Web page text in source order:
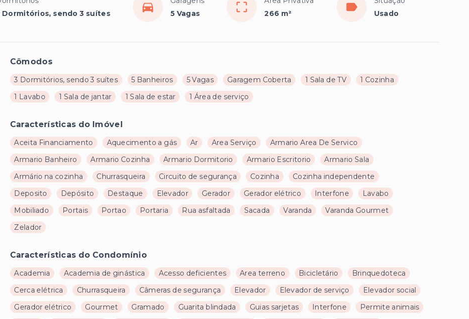
Dormitórios, sendo 3 suítes
5 Vagas
266 m²
Usado
Cômodos
3 Dormitórios, sendo 3 suítes 5 Banheiros 5 Vagas Garagem Coberta 1 Sala de TV
1 Cozinha
1 Lavabo
1 Sala de jantar 1 Sala de estar 1 Área de serviço
Características do Imóvel
Aceita Financiamento Aquecimento a gás Ar Area Serviço
Armario Area De Servico
Armario Banheiro
Armario Cozinha Armario Dormitorio Armario Escritorio
Armario Sala
Armário na cozinha
Churrasqueira Circuito de segurança Cozinha
Cozinha independente
Deposito
Depósito Destaque Elevador Gerador Gerador elétrico Interfone
Lavabo
Mobiliado
Portais Portao Portaria Rua asfaltada Sacada Varanda
Varanda Gourmet
Zelador
Características do Condomínio
Academia Academia de ginástica Acesso deficientes Area terreno Bicicletário
Brinquedoteca
Cerca elétrica
Churrasqueira Câmeras de segurança Elevador Elevador de serviço
Elevador social
Gerador elétrico
Gourmet Gramado Guarita blindada Guias sarjetas Interfone
Permite animais